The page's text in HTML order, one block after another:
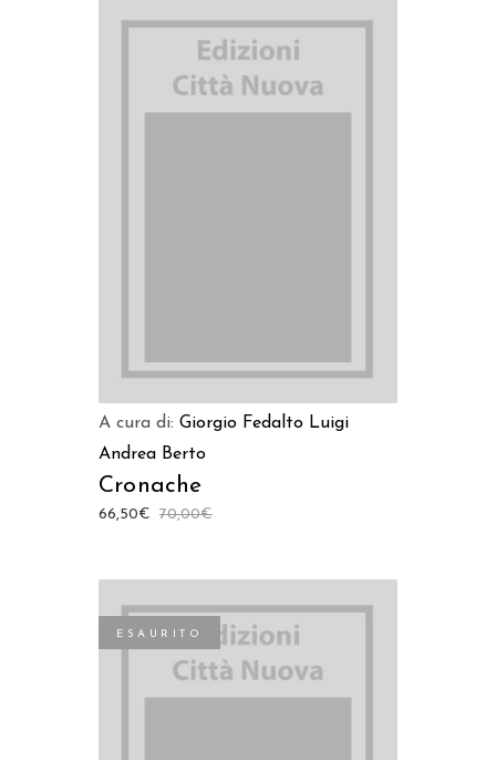
A cura di: Giorgio Fedalto Luigi
Andrea Berto
Cronache
70,00€
66,50€
ESAURITO